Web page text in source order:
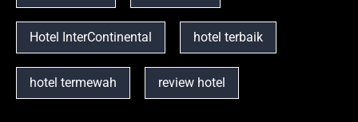
Hotel InterContinental hotel terbaik
hotel termewah review hotel